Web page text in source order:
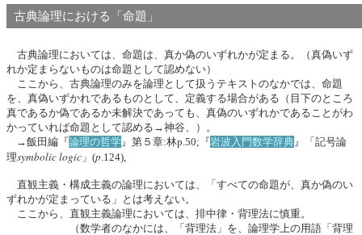
古典論理における「命題」
古典論理においては、命題は、真か偽のいずれかが定まる。（真偽いず
れか定まらないものは命題として認めない）
ここから、古典論理のみを論理として扱うテキストのなかでは、命題
を、真偽いずかれであるものとして、定義する場合がある（目下のところ
真であるか偽であるか未解決であっても、真偽のいずれかであることがわ
かっていれば命題として認める→神谷、）。
→飯田編『論理の哲学 』第５章:林p.50;『岩波入門数学辞典 』「記号論
理symbolic logic 」(p .124),
直観主義・構成主義の論理においては、「すべての命題が、真か偽のい
ずれかが定まっている」とは考えない。
ここから、直観主義論理においては、排中律・背理法に慎重。
（数学者のなかには、「背理法」を、論理学上の用語「背理